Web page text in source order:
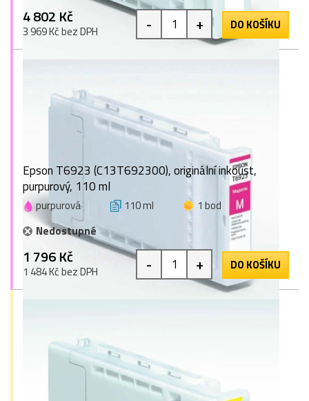
4 802 Kč
3 969 Kč bez DPH - + DO KOŠÍKU
Epson T6923 (C13T692300), originální inkoust,
purpurový, 110 ml
purpurová 110 ml
1 bod
Nedostupné
1 796 Kč
1 484 Kč bez DPH - + DO KOŠÍKU